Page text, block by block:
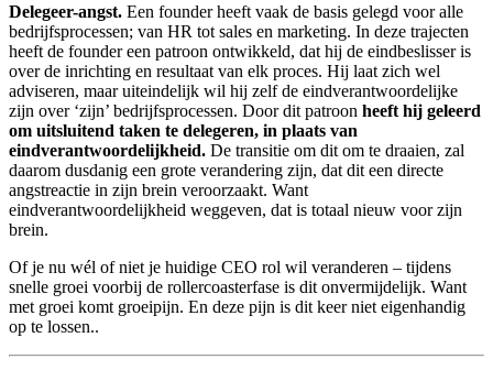
Delegeer-angst. Een founder heeft vaak de basis gelegd voor alle
bedrijfsprocessen; van HR tot sales en marketing. In deze trajecten
heeft de founder een patroon ontwikkeld, dat hij de eindbeslisser is
over de inrichting en resultaat van elk proces. Hij laat zich wel
adviseren, maar uiteindelijk wil hij zelf de eindverantwoordelijke
zijn over ‘zijn’ bedrijfsprocessen. Door dit patroon heeft hij geleerd
om uitsluitend taken te delegeren, in plaats van
eindverantwoordelijkheid. De transitie om dit om te draaien, zal
daarom dusdanig een grote verandering zijn, dat dit een directe
angstreactie in zijn brein veroorzaakt. Want
eindverantwoordelijkheid weggeven, dat is totaal nieuw voor zijn
brein.
Of je nu wél of niet je huidige CEO rol wil veranderen – tijdens
snelle groei voorbij de rollercoasterfase is dit onvermijdelijk. Want
met groei komt groeipijn. En deze pijn is dit keer niet eigenhandig
op te lossen..